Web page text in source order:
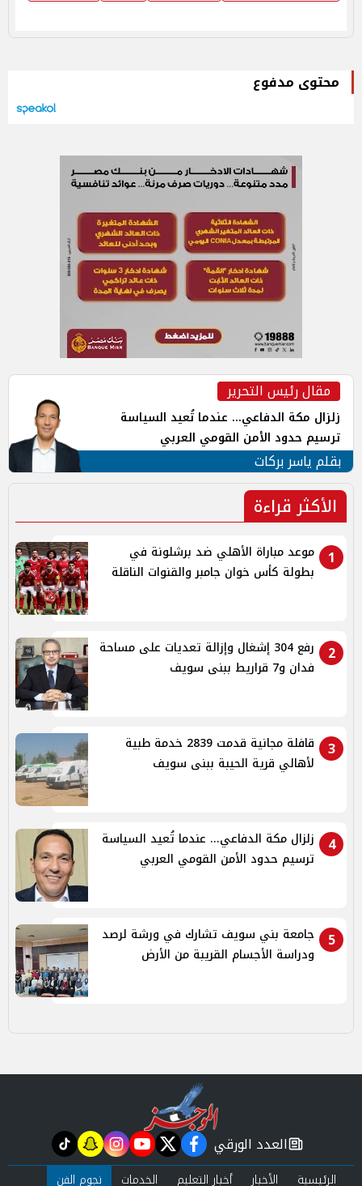
محتوى مدفوع
مقال رئيس التحرير
زلزال مكة الدفاعي... عندما تُعيد السياسة
ترسيم حدود الأمن القومي العربي
بقلم ياسر بركات
الأكثر قراءة
1
موعد مباراة الأهلي ضد برشلونة في
بطولة كأس خوان جامبر والقنوات الناقلة
2
رفع 304 إشغال وإزالة تعديات على مساحة
فدان و7 قراريط ببنى سويف
3
قافلة مجانية قدمت 2839 خدمة طبية
لأهالي قرية الحيبة ببنى سويف
4
زلزال مكة الدفاعي... عندما تُعيد السياسة
ترسيم حدود الأمن القومي العربي
5
جامعة بني سويف تشارك في ورشة لرصد
ودراسة الأجسام القريبة من الأرض
newspaper
العدد الورقي facebook
twitter
youtube
instagram
snapchat
tiktok
الرئيسية الأخبار أخبار التعليم الخدمات نجوم الفن